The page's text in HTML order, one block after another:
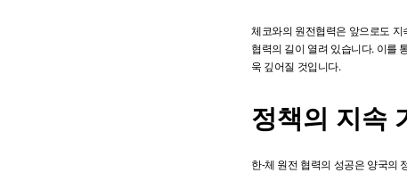
체코와의 원전협력은 앞으로도
협력의 길이 열려 있습니다. 이를
욱 깊어질 것입니다.
정책의 지속
한-체 원전 협력의 성공은 양국의